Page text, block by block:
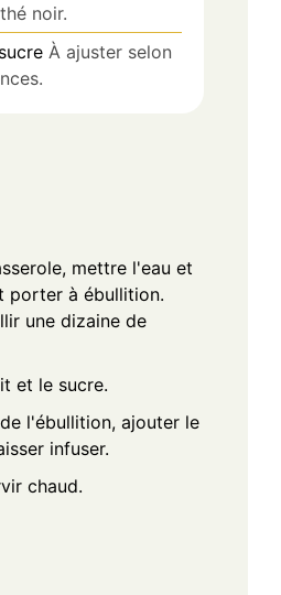
noir.
sucre À ajuster selon
mettre l'eau et
porter à ébullition.
une dizaine de
et le sucre.
l'ébullition, ajouter le
infuser.
chaud.